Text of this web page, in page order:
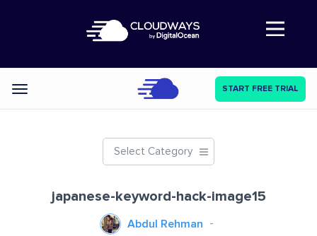
Abre a navegação
Categories START FREE TRIAL
Select Category
japanese-keyword-hack-image15
Abdul Rehman